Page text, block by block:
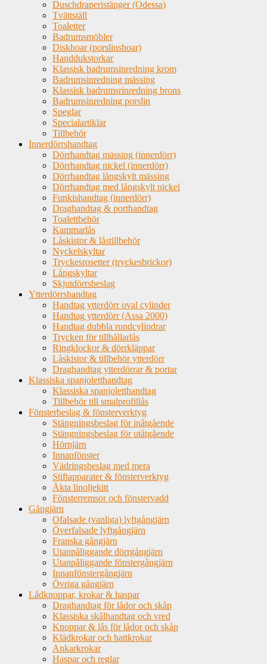
Duschdraperistänger (Odessa)
Tvättställ
Toaletter
Badrumsmöbler
Diskhoar (porslinshoar)
Handdukstorkar
Klassisk badrumsinredning krom
Badrumsinredning mässing
Klassisk badrumsrinredning brons
Badrumsinredning porslin
Speglar
Specialartiklar
Tillbehör
Innerdörrshandtag
Dörrhandtag mässing (innerdörr)
Dörrhandtag nickel (innerdörr)
Dörrhandtag långskylt mässing
Dörrhandtag med långskylt nickel
Funkishandtag (innerdörr)
Draghandtag & porthandtag
Toalettbehör
Kammarlås
Låskistor & låstillbehör
Nyckelskyltar
Tryckesrosetter (tryckesbrickor)
Långskyltar
Skjutdörrsbeslag
Ytterdörrshandtag
Handtag ytterdörr oval cylinder
Handtag ytterdörr (Assa 2000)
Handtag dubbla rundcylindrar
Trycken för tillhållarlås
Ringklockor & dörrkläppar
Låskistor & tillbehör ytterdörr
Draghandtag ytterdörrar & portar
Klassiska spanjoletthandtag
Klassiska spanjoletthandtag
Tillbehör till smalprofillås
Fönsterbeslag & fönsterverktyg
Stängningsbeslag för inåtgående
Stängningsbeslag för utåtgående
Hörnjärn
Innanfönster
Vädringsbeslag med mera
Stiftapparater & fönsterverktyg
Äkta linoljekitt
Fönsterremsor och fönstervadd
Gångjärn
Ofalsade (vanliga) lyftgångjärn
Överfalsade lyftgångjärn
Franska gångjärn
Utanpåliggande dörrgångjärn
Utanpåliggande fönstergångjärn
Innanfönstergångjärn
Övriga gångjärn
Lådknoppar, krokar & haspar
Draghandtag för lådor och skåp
Klassiska skålhandtag och vred
Knoppar & lås för lådor och skåp
Klädkrokar och hattkrokar
Ankarkrokar
Haspar och reglar